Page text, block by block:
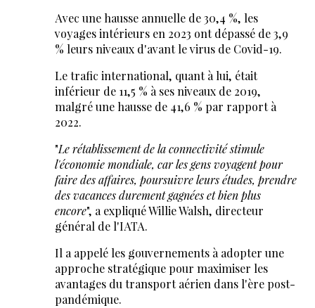
Avec une hausse annuelle de 30,4 %, les
voyages intérieurs en 2023 ont dépassé de 3,9
% leurs niveaux d'avant le virus de Covid-19.
Le trafic international, quant à lui, était
inférieur de 11,5 % à ses niveaux de 2019,
malgré une hausse de 41,6 % par rapport à
2022.
"Le rétablissement de la connectivité stimule
l'économie mondiale, car les gens voyagent pour
faire des affaires, poursuivre leurs études, prendre
des vacances durement gagnées et bien plus
encore", a expliqué Willie Walsh, directeur
général de l'IATA.
Il a appelé les gouvernements à adopter une
approche stratégique pour maximiser les
avantages du transport aérien dans l'ère post-
pandémique.